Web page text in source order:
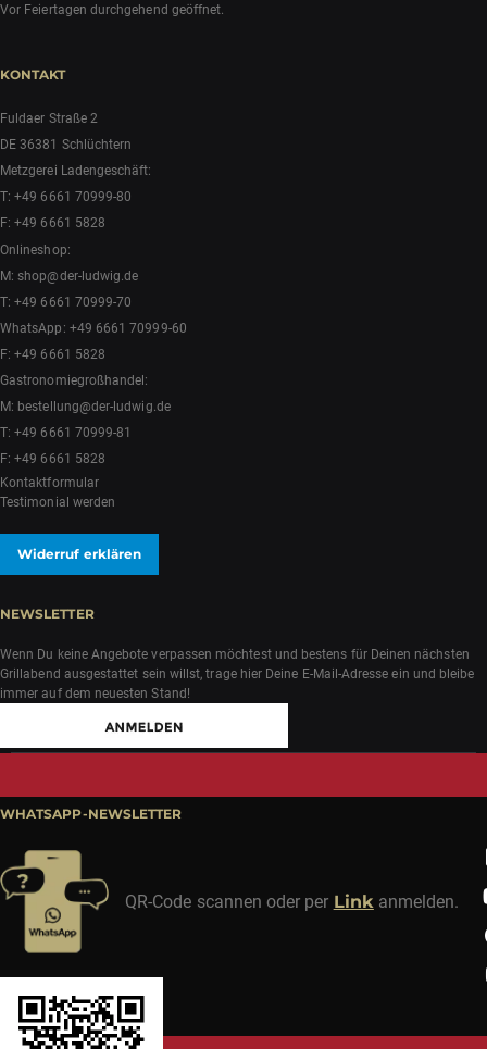
Vor Feiertagen durchgehend geöffnet.
KONTAKT
Fuldaer Straße 2
DE 36381 Schlüchtern
Metzgerei Ladengeschäft:
T:+49 6661 70999-80
F: +49 6661 5828
Onlineshop:
M:shop@der-ludwig.de
T:+49 6661 70999-70
WhatsApp: +49 6661 70999-60
F: +49 6661 5828
Gastronomiegroßhandel:
M: bestellung@der-ludwig.de
T:+49 6661 70999-81
F: +49 6661 5828
Kontaktformular
Testimonial werden
Widerruf erklären
NEWSLETTER
Wenn Du keine Angebote verpassen möchtest und bestens für Deinen nächsten
Grillabend ausgestattet sein willst, trage hier Deine E-Mail-Adresse ein und bleibe
immer auf dem neuesten Stand!
WHATSAPP-NEWSLETTER
QR-Code scannen oder per Linkanmelden.